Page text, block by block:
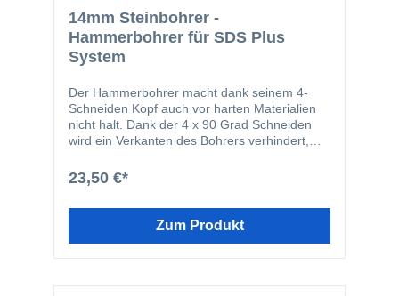
14mm Steinbohrer -
Hammerbohrer für SDS Plus
System
Der Hammerbohrer macht dank seinem 4-
Schneiden Kopf auch vor harten Materialien
nicht halt. Dank der 4 x 90 Grad Schneiden
wird ein Verkanten des Bohrers verhindert,
Schneiden und die 4-spiralige Bohrer
Geometrie wird der Bohrer optimal im
fast alle gängigen Schlagbohrmaschinen mit
23,50 €*
Zum Produkt